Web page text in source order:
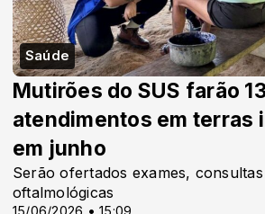
Saúde
Mutirões do SUS farão
atendimentos em terras
em junho
Serão ofertados exames,
oftalmológicas